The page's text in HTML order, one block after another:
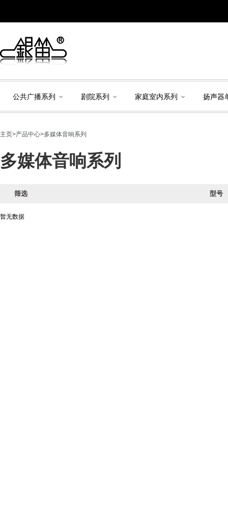
公共广播系列 剧院系列 家庭室内系列 扬声器
主页>产品中心>多媒体音响系列
多媒体音响系列
筛选 型号
暂无数据